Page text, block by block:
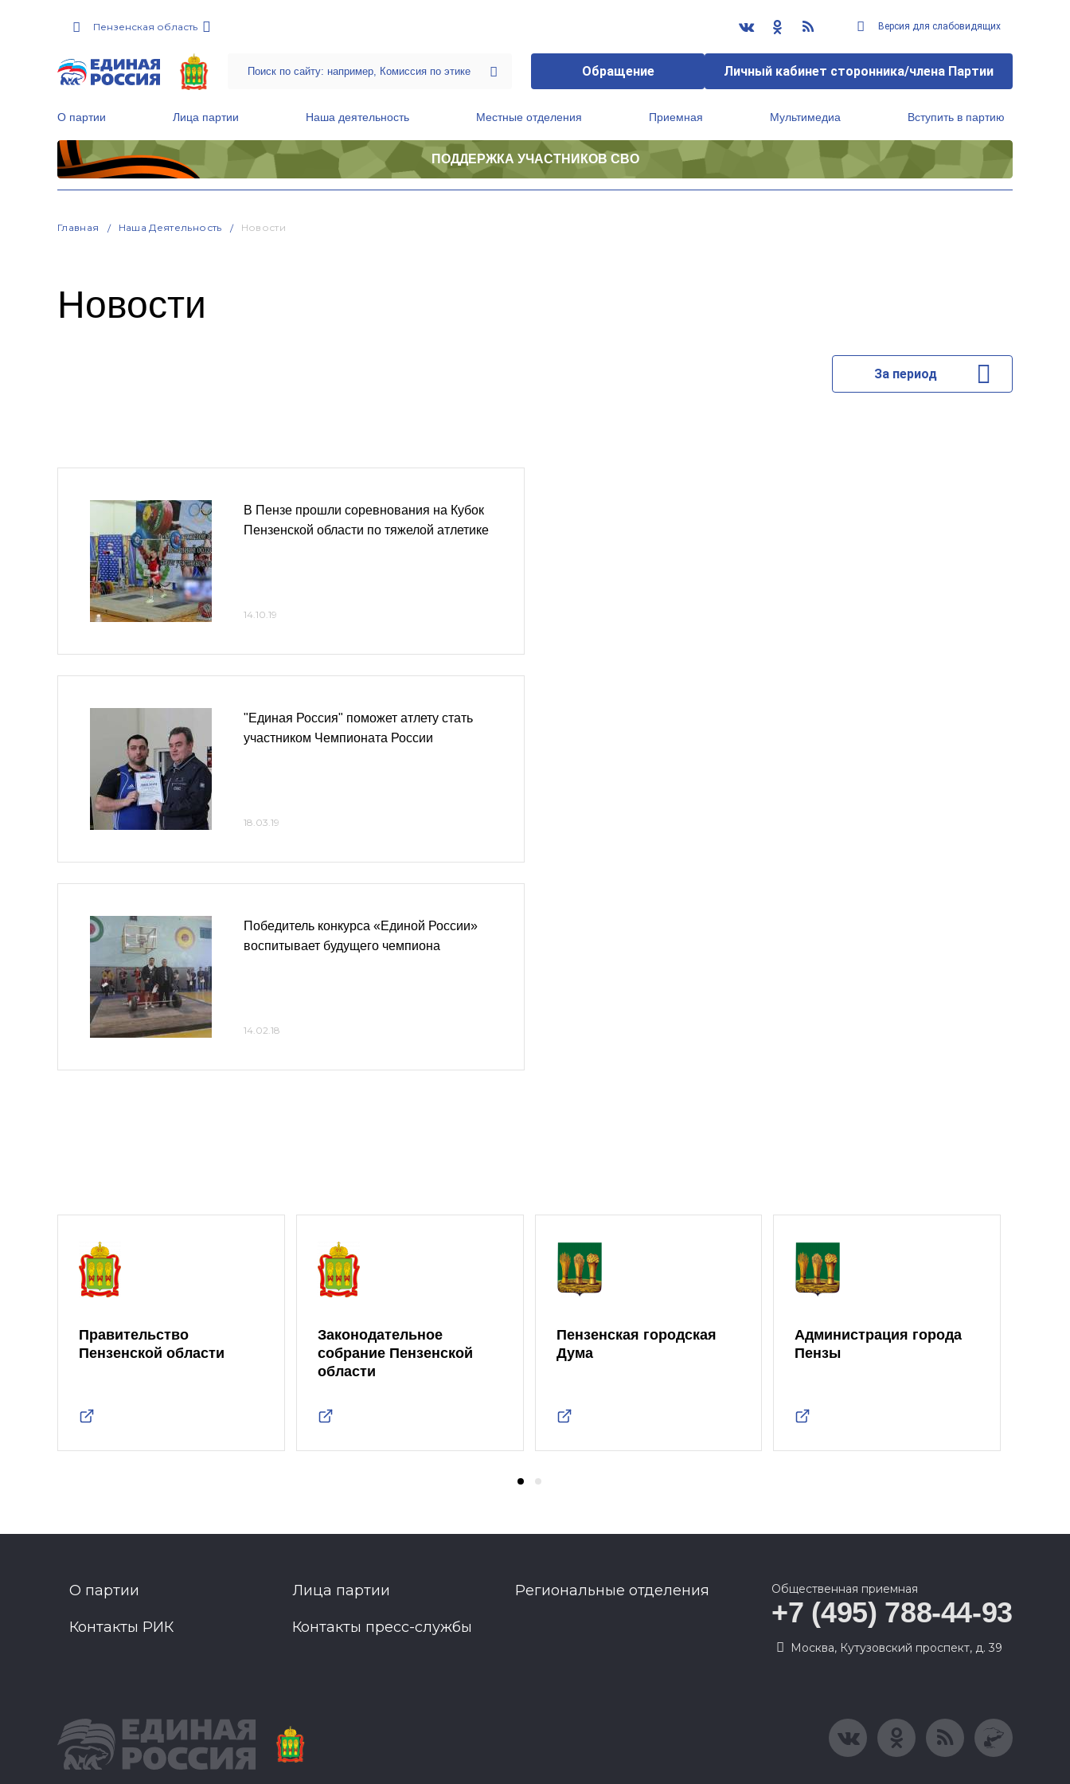
Пензенская область Версия для слабовидящих
Обращение Личный кабинет сторонника/члена Партии
О партии Лица партии Наша деятельность Местные отделения Приемная Мультимедиа Вступить в партию
ПОДДЕРЖКА УЧАСТНИКОВ СВО
Главная Наша Деятельность Новости
Новости
За период
В Пензе прошли соревнования на Кубок
Пензенской области по тяжелой атлетике
14.10.19
"Единая Россия" поможет атлету стать
участником Чемпионата России
18.03.19
Победитель конкурса «Единой России»
воспитывает будущего чемпиона
14.02.18
Правительство
Пензенской области
Законодательное
собрание Пензенской
области
Пензенская городская
Дума
Администрация города
Пензы
О партии Лица партии Региональные отделения
Контакты РИК Контакты пресс-службы
Общественная приемная
+7 (495) 788-44-93
Москва, Кутузовский проспект, д. 39